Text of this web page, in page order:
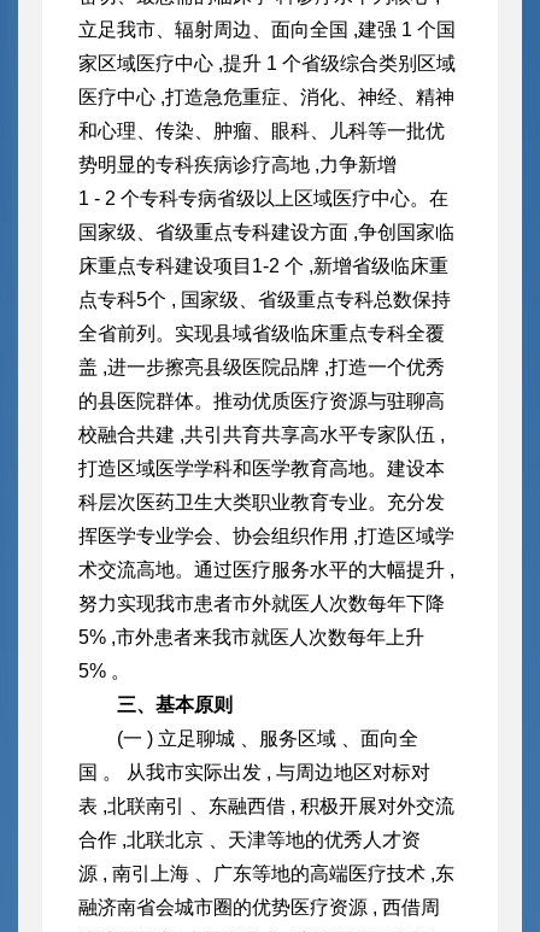
立足我市、辐射周边、面向全国 ,建强 1 个国
家区域医疗中心 ,提升 1 个省级综合类别区域
医疗中心 ,打造急危重症、消化、神经、精神
和心理、传染、肿瘤、眼科、儿科等一批优
势明显的专科疾病诊疗高地 ,力争新增
1 - 2 个专科专病省级以上区域医疗中心。 在
国家级、省级重点专科建设方面 ,争创国家临
床重点专科建设项目1-2 个 ,新增省级临床重
点专科5个 , 国家级、省级重点专科总数保持
全省前列。实现县域省级临床重点专科全覆
盖 ,进一步擦亮县级医院品牌 ,打造一个优秀
的县医院群体。推动优质医疗资源与驻聊高
校融合共建 ,共引共育共享高水平专家队伍 ,
打造区域医学学科和医学教育高地。建设本
科层次医药卫生大类职业教育专业。充分发
挥医学专业学会、协会组织作用 ,打造区域学
术交流高地。通过医疗服务水平的大幅提升 ,
努力实现我市患者市外就医人次数每年下降
5% ,市外患者来我市就医人次数每年上升
5% 。
三、基本原则
(一 ) 立足聊城 、服务区域 、面向全
国 。 从我市实际出发 , 与周边地区对标对
表 ,北联南引 、东融西借 , 积极开展对外交流
合作 ,北联北京 、天津等地的优秀人才资
源 , 南引上海 、广东等地的高端医疗技术 ,东
融济南省会城市圈的优势医疗资源 , 西借周